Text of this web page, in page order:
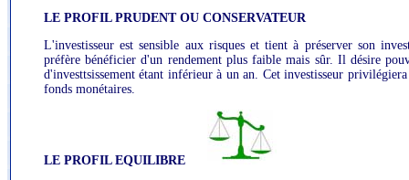
LE PROFIL PRUDENT OU CONSERVATEUR
L'investisseur est sensible aux risques et tient à préserver son
préfère bénéficier d'un rendement plus faible mais sûr. Il désire
d'investtsissement étant inférieur à un an. Cet investisseur
fonds monétaires.
LE PROFIL EQUILIBRE